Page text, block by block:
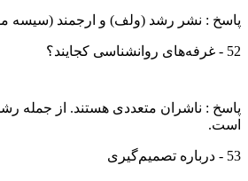
پاسخ : نشر رشد (ولف) و ارجمند (سیسه
52 - غرفه‌های روانشناسی کجایند؟
پاسخ : ناشران متعددی هستند. از جمله
است.
53 - درباره تصمیم‌گیری